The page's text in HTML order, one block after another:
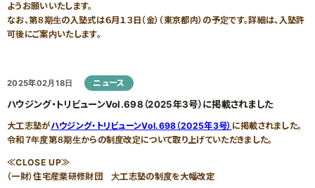
ようお願いいたします。
なお、第８期生の入塾式は６月１３日（金）（東京都内）の予定です。詳細は、入塾許
可後にご案内いたします。
2025年02月18日 ニュース
ハウジング・トリビューンVol.698（2025年3号）に掲載されました
大工志塾がハウジング・トリビューンVol.698（2025年3号） に掲載されました。
令和７年度第８期生からの制度改定について取り上げていただきました。
≪CLOSE UP≫
（一財）住宅産業研修財団 大工志塾の制度を大幅改定